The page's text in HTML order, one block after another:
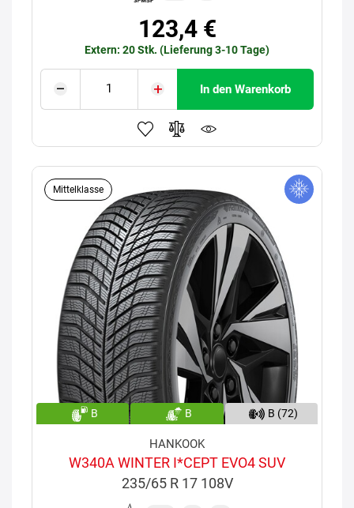
123,4 €
Extern: 20 Stk. (Lieferung 3-10 Tage)
In den Warenkorb
Mittelklasse
B B B (72)
HANKOOK
W340A WINTER I*CEPT EVO4 SUV
235/65 R 17 108V